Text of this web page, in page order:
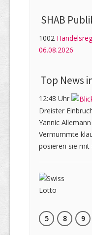
SHAB
1002
06.08.2026
Top News
12:48 Uhr
Dreister
Yannic
Vermummte
posieren sie mit
5
8 9